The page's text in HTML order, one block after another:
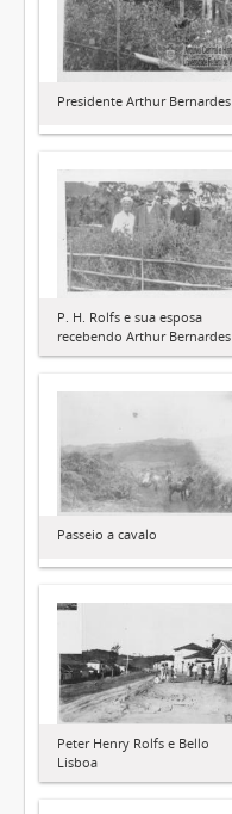
Presidente Arthur Bernardes
P. H. Rolfs e sua esposa
recebendo Arthur Bernardes
Passeio a cavalo
Peter Henry Rolfs e Bello
Lisboa